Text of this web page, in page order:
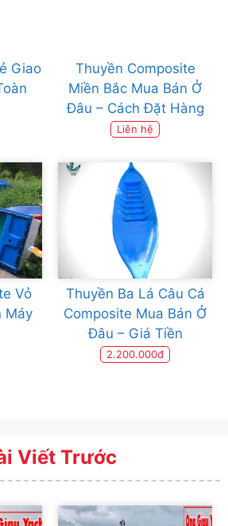
Giao
Thuyền Composite
Miền Bắc Mua Bán Ở
Đâu – Cách Đặt Hàng
Liên hệ
Vỏ
Máy
Thuyền Ba Lá Câu Cá
Composite Mua Bán Ở
Đâu – Giá Tiền
2.200.000đ
Viết Trước